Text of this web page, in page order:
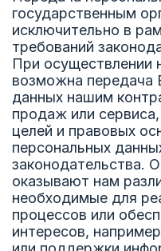
государственным
исключительно в
требований
При осуществлении
возможна передача
данных нашим
продаж или
целей и правовых
персональных
законодательства.
оказывают нам
необходимые для
процессов или
интересов,